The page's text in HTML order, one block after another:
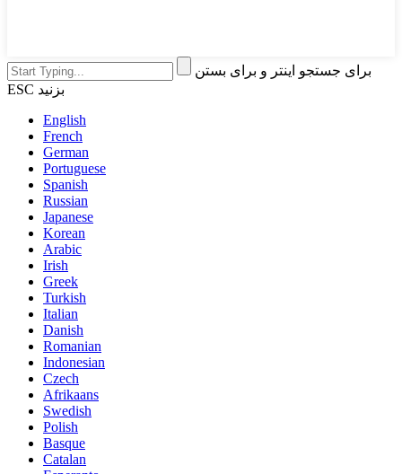
برای جستجو اینتر و برای بستن
ESC بزنید
English
French
German
Portuguese
Spanish
Russian
Japanese
Korean
Arabic
Irish
Greek
Turkish
Italian
Danish
Romanian
Indonesian
Czech
Afrikaans
Swedish
Polish
Basque
Catalan